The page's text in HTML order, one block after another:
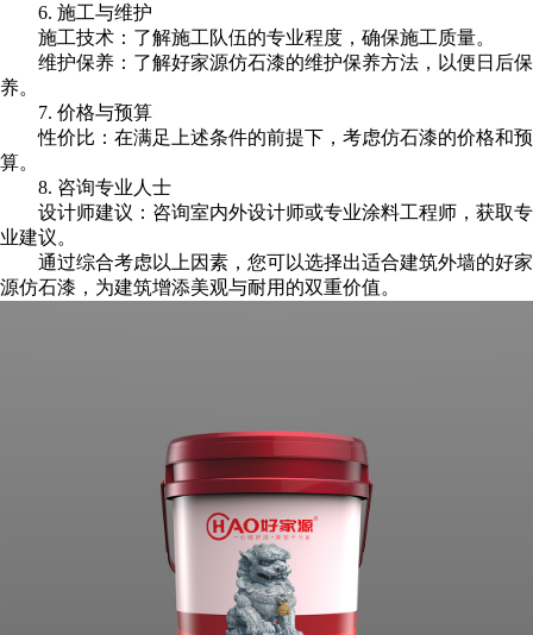
6. 施工与维护
施工技术：了解施工队伍的专业程度，确保施工质量。
维护保养：了解好家源仿石漆的维护保养方法，以便日后保
养。
7. 价格与预算
性价比：在满足上述条件的前提下，考虑仿石漆的价格和预
算。
8. 咨询专业人士
设计师建议：咨询室内外设计师或专业涂料工程师，获取专
业建议。
通过综合考虑以上因素，您可以选择出适合建筑外墙的好家
源仿石漆，为建筑增添美观与耐用的双重价值。